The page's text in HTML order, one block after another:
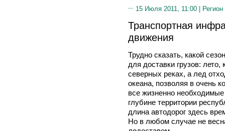
15 Июля 2011, 11:00 | Регион
Транспортная
движения
Трудно сказать, какой
для доставки грузов: лето,
северных реках, а лед
океана, позволяя в очень
все жизненно
глубине территории
длина автодорог здесь
Но в любом случае не